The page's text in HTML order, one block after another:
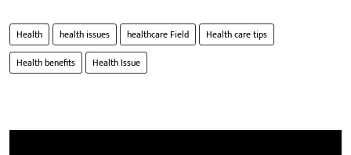
Health health issues healthcare Field
Health care tips
Health benefits
Health Issue